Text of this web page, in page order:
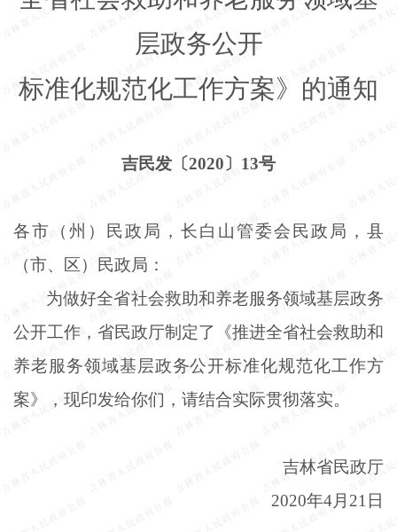
层政务公开
标准化规范化工作方案》的通知
吉民发〔2020〕13号
各市（州）民政局，长白山管委会民政局，县
（市、区）民政局：
为做好全省社会救助和养老服务领域基层政务
公开工作，省民政厅制定了《推进全省社会救助和
养老服务领域基层政务公开标准化规范化工作方
案》，现印发给你们，请结合实际贯彻落实。
吉林省民政厅
2020年4月21日